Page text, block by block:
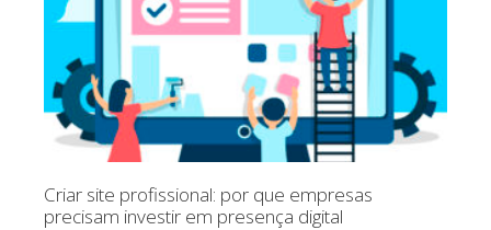
Criar site profissional: por que empresas
precisam investir em presença digital